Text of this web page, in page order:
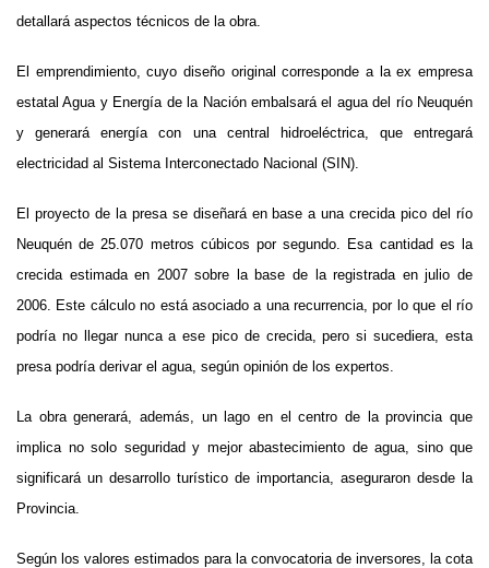
detallará aspectos técnicos de la obra.
El emprendimiento, cuyo diseño original corresponde a la ex empresa
estatal Agua y Energía de la Nación embalsará el agua del río Neuquén
y generará energía con una central hidroeléctrica, que entregará
electricidad al Sistema Interconectado Nacional (SIN).
El proyecto de la presa se diseñará en base a una crecida pico del río
Neuquén de 25.070 metros cúbicos por segundo. Esa cantidad es la
crecida estimada en 2007 sobre la base de la registrada en julio de
2006. Este cálculo no está asociado a una recurrencia, por lo que el río
podría no llegar nunca a ese pico de crecida, pero si sucediera, esta
presa podría derivar el agua, según opinión de los expertos.
La obra generará, además, un lago en el centro de la provincia que
implica no solo seguridad y mejor abastecimiento de agua, sino que
significará un desarrollo turístico de importancia, aseguraron desde la
Provincia.
Según los valores estimados para la convocatoria de inversores, la cota